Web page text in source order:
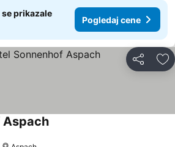
prikazale
Pogledaj cene
Deli
AspachPogledaj cene